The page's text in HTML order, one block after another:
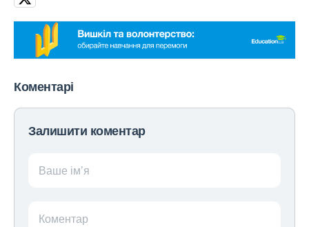
Коментарі
Залишити коментар
Ваше ім’я
Коментар